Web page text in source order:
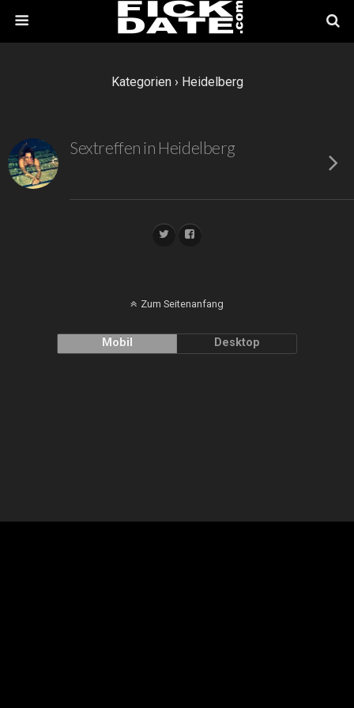
Kategorien › Heidelberg
Sextreffen in Heidelberg
Zum Seitenanfang
Mobil Desktop